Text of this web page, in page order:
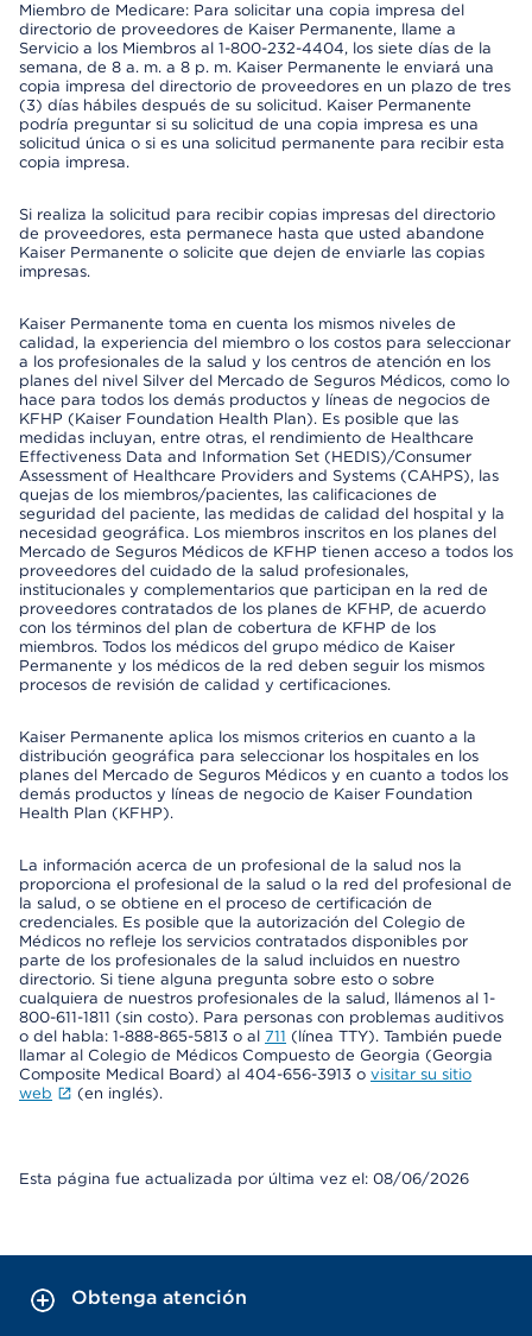
Miembro de Medicare: Para solicitar una copia impresa del
directorio de proveedores de Kaiser Permanente, llame a
Servicio a los Miembros al 1-800-232-4404, los siete días de la
semana, de 8 a. m. a 8 p. m. Kaiser Permanente le enviará una
copia impresa del directorio de proveedores en un plazo de tres
(3) días hábiles después de su solicitud. Kaiser Permanente
podría preguntar si su solicitud de una copia impresa es una
solicitud única o si es una solicitud permanente para recibir esta
copia impresa.
Si realiza la solicitud para recibir copias impresas del directorio
de proveedores, esta permanece hasta que usted abandone
Kaiser Permanente o solicite que dejen de enviarle las copias
impresas.
Kaiser Permanente toma en cuenta los mismos niveles de
calidad, la experiencia del miembro o los costos para seleccionar
a los profesionales de la salud y los centros de atención en los
planes del nivel Silver del Mercado de Seguros Médicos, como lo
hace para todos los demás productos y líneas de negocios de
KFHP (Kaiser Foundation Health Plan). Es posible que las
medidas incluyan, entre otras, el rendimiento de Healthcare
Effectiveness Data and Information Set (HEDIS)/Consumer
Assessment of Healthcare Providers and Systems (CAHPS), las
quejas de los miembros/pacientes, las calificaciones de
seguridad del paciente, las medidas de calidad del hospital y la
necesidad geográfica. Los miembros inscritos en los planes del
Mercado de Seguros Médicos de KFHP tienen acceso a todos los
proveedores del cuidado de la salud profesionales,
institucionales y complementarios que participan en la red de
proveedores contratados de los planes de KFHP, de acuerdo
con los términos del plan de cobertura de KFHP de los
miembros. Todos los médicos del grupo médico de Kaiser
Permanente y los médicos de la red deben seguir los mismos
procesos de revisión de calidad y certificaciones.
Kaiser Permanente aplica los mismos criterios en cuanto a la
distribución geográfica para seleccionar los hospitales en los
planes del Mercado de Seguros Médicos y en cuanto a todos los
demás productos y líneas de negocio de Kaiser Foundation
Health Plan (KFHP).
La información acerca de un profesional de la salud nos la
proporciona el profesional de la salud o la red del profesional de
la salud, o se obtiene en el proceso de certificación de
credenciales. Es posible que la autorización del Colegio de
Médicos no refleje los servicios contratados disponibles por
parte de los profesionales de la salud incluidos en nuestro
directorio. Si tiene alguna pregunta sobre esto o sobre
cualquiera de nuestros profesionales de la salud, llámenos al 1-
800-611-1811 (sin costo). Para personas con problemas auditivos
o del habla: 1-888-865-5813 o al 711 (línea TTY). También puede
llamar al Colegio de Médicos Compuesto de Georgia (Georgia
Composite Medical Board) al 404-656-3913 o visitar su sitio
web
(en inglés).
Esta página fue actualizada por última vez el: 08/06/2026
Obtenga atención